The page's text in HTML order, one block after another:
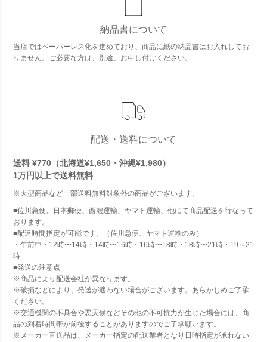
納品書について
当店ではペーパーレス化を進めており、商品に紙の納品書はお入れしてお
りません。ご必要な方は、別途、お申し付けください。
配送・送料について
送料 ¥770（北海道¥1,650・沖縄¥1,980）
1万円以上で送料無料
※大型商品など一部送料無料対象外の商品がございます。
■佐川急便、日本郵便、西濃運輸、ヤマト運輸、他にて商品配送を行なって
おります。
■配達時間指定が可能です。（佐川急便、ヤマト運輸のみ）
・午前中・12時〜14時・14時〜16時・16時〜18時・18時〜21時・19～21
時
■発送の注意点
※商品により配送会社が異なります。
※破損などにより、発送が適わない場合がございます。あらかじめご了承
ください。
※交通機関の不具合や悪天候などその他の不可抗力が生じた場合には、商
品の到着時間帯が前後することがありますのでご了承願います。
※メーカー直送品は、メーカー指定の配送業者となり日時指定が承れない